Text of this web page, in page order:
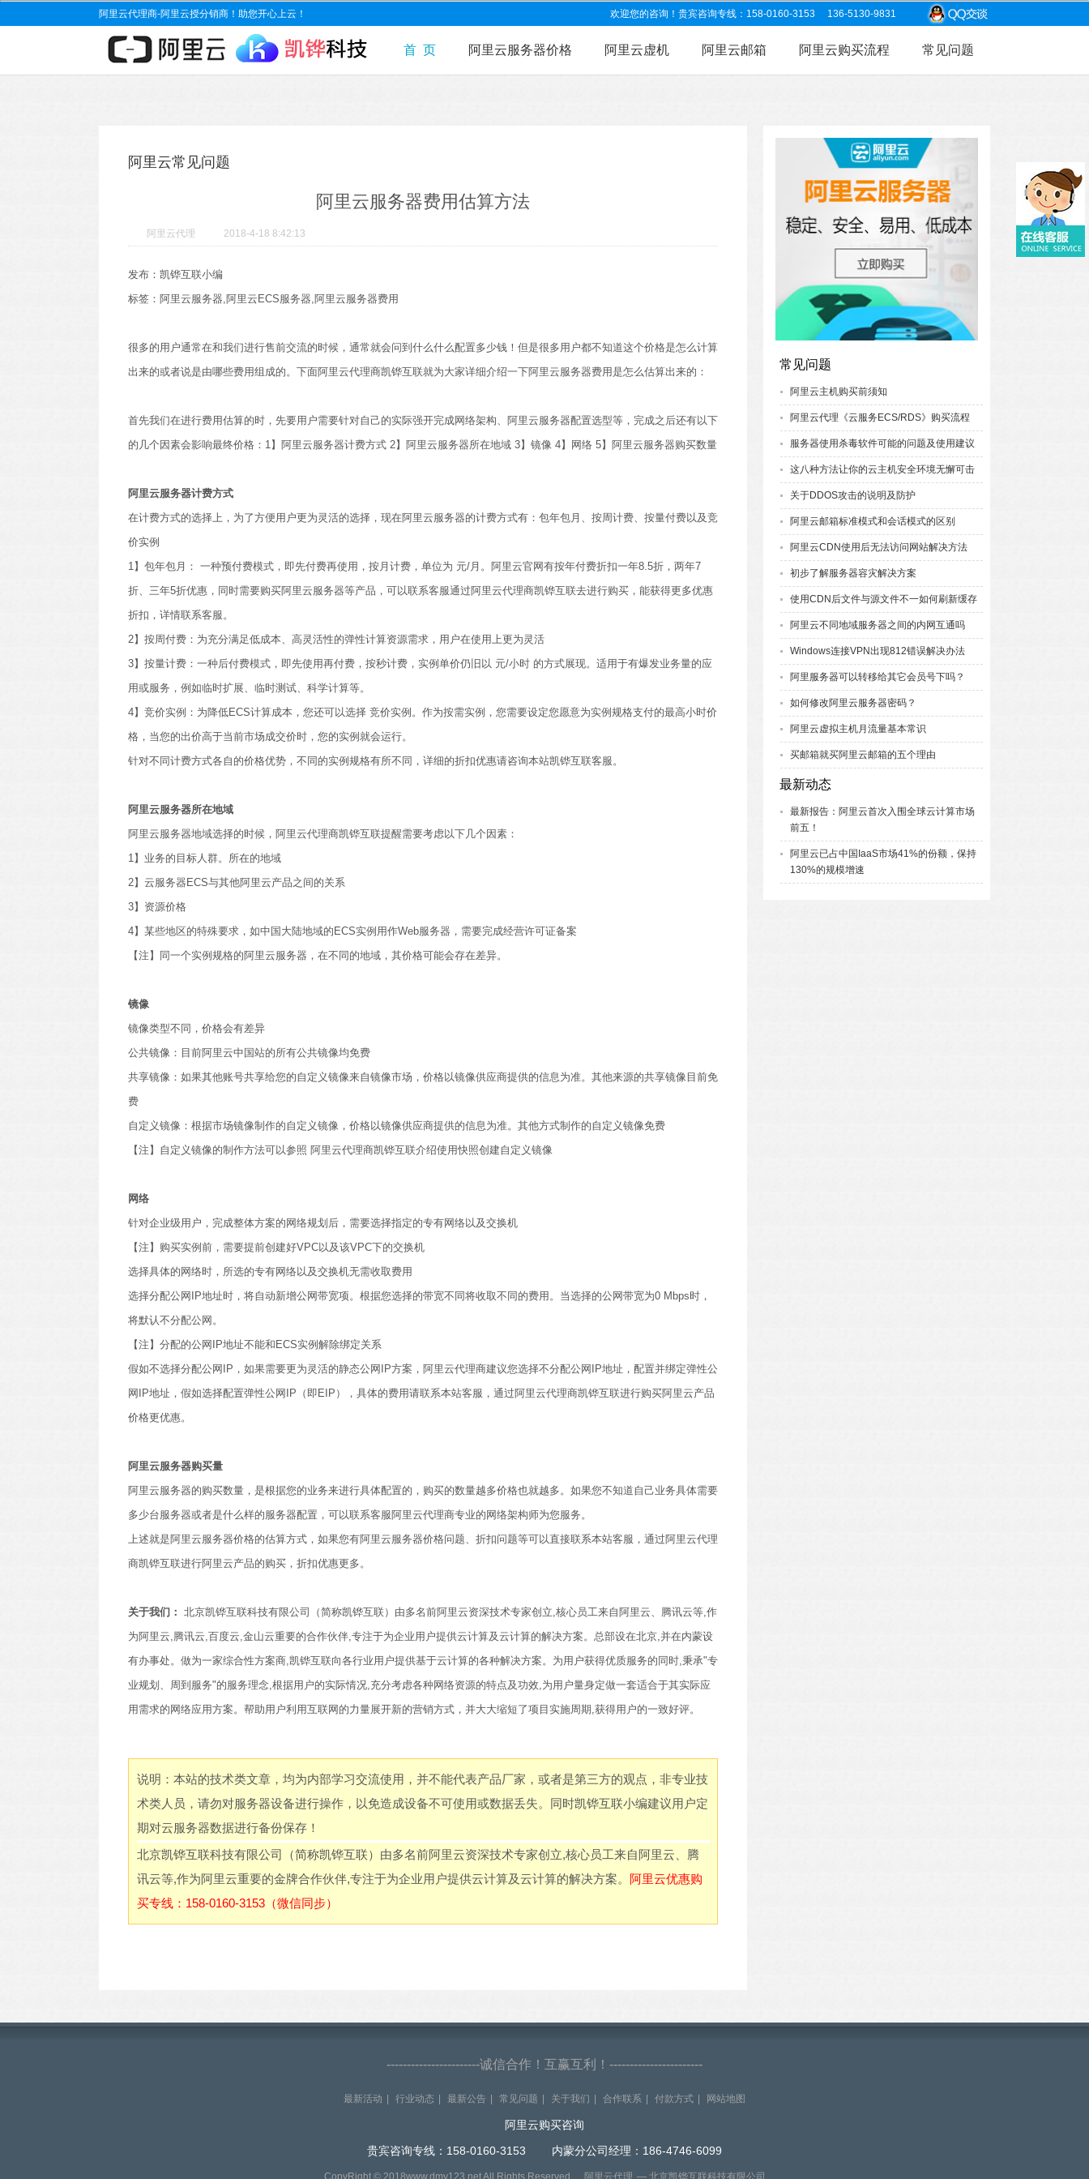
阿里云代理商-阿里云授分销商！助您开心上云！ 欢迎您的咨询！贵宾咨询专线：158-0160-3153 136-5130-9831
常见问题
阿里云购买流程
阿里云邮箱
阿里云虚机
阿里云服务器价格
首 页
阿里云常见问题
阿里云服务器费用估算方法
阿里云代理 2018-4-18 8:42:13
发布：凯铧互联小编
标签：阿里云服务器,阿里云ECS服务器,阿里云服务器费用
很多的用户通常在和我们进行售前交流的时候，通常就会问到什么什么配置多少钱！但是很多用户都不知道这个价格是怎么计算
出来的或者说是由哪些费用组成的。下面阿里云代理商凯铧互联就为大家详细介绍一下阿里云服务器费用是怎么估算出来的：
首先我们在进行费用估算的时，先要用户需要针对自己的实际强开完成网络架构、阿里云服务器配置选型等，完成之后还有以下
的几个因素会影响最终价格：1】阿里云服务器计费方式 2】阿里云服务器所在地域 3】镜像 4】网络 5】阿里云服务器购买数量
阿里云服务器计费方式
在计费方式的选择上，为了方便用户更为灵活的选择，现在阿里云服务器的计费方式有：包年包月、按周计费、按量付费以及竞
价实例
1】包年包月： 一种预付费模式，即先付费再使用，按月计费，单位为 元/月。阿里云官网有按年付费折扣一年8.5折，两年7
折、三年5折优惠，同时需要购买阿里云服务器等产品，可以联系客服通过阿里云代理商凯铧互联去进行购买，能获得更多优惠
折扣，详情联系客服。
2】按周付费：为充分满足低成本、高灵活性的弹性计算资源需求，用户在使用上更为灵活
3】按量计费：一种后付费模式，即先使用再付费，按秒计费，实例单价仍旧以 元/小时 的方式展现。适用于有爆发业务量的应
用或服务，例如临时扩展、临时测试、科学计算等。
4】竞价实例：为降低ECS计算成本，您还可以选择 竞价实例。作为按需实例，您需要设定您愿意为实例规格支付的最高小时价
格，当您的出价高于当前市场成交价时，您的实例就会运行。
针对不同计费方式各自的价格优势，不同的实例规格有所不同，详细的折扣优惠请咨询本站凯铧互联客服。
阿里云服务器所在地域
阿里云服务器地域选择的时候，阿里云代理商凯铧互联提醒需要考虑以下几个因素：
1】业务的目标人群。所在的地域
2】云服务器ECS与其他阿里云产品之间的关系
3】资源价格
4】某些地区的特殊要求，如中国大陆地域的ECS实例用作Web服务器，需要完成经营许可证备案
【注】同一个实例规格的阿里云服务器，在不同的地域，其价格可能会存在差异。
镜像
镜像类型不同，价格会有差异
公共镜像：目前阿里云中国站的所有公共镜像均免费
共享镜像：如果其他账号共享给您的自定义镜像来自镜像市场，价格以镜像供应商提供的信息为准。其他来源的共享镜像目前免
费
自定义镜像：根据市场镜像制作的自定义镜像，价格以镜像供应商提供的信息为准。其他方式制作的自定义镜像免费
【注】自定义镜像的制作方法可以参照 阿里云代理商凯铧互联介绍使用快照创建自定义镜像
网络
针对企业级用户，完成整体方案的网络规划后，需要选择指定的专有网络以及交换机
【注】购买实例前，需要提前创建好VPC以及该VPC下的交换机
选择具体的网络时，所选的专有网络以及交换机无需收取费用
选择分配公网IP地址时，将自动新增公网带宽项。根据您选择的带宽不同将收取不同的费用。当选择的公网带宽为0 Mbps时，
将默认不分配公网。
【注】分配的公网IP地址不能和ECS实例解除绑定关系
假如不选择分配公网IP，如果需要更为灵活的静态公网IP方案，阿里云代理商建议您选择不分配公网IP地址，配置并绑定弹性公
网IP地址，假如选择配置弹性公网IP（即EIP），具体的费用请联系本站客服，通过阿里云代理商凯铧互联进行购买阿里云产品
价格更优惠。
阿里云服务器购买量
阿里云服务器的购买数量，是根据您的业务来进行具体配置的，购买的数量越多价格也就越多。如果您不知道自己业务具体需要
多少台服务器或者是什么样的服务器配置，可以联系客服阿里云代理商专业的网络架构师为您服务。
上述就是阿里云服务器价格的估算方式，如果您有阿里云服务器价格问题、折扣问题等可以直接联系本站客服，通过阿里云代理
商凯铧互联进行阿里云产品的购买，折扣优惠更多。
关于我们： 北京凯铧互联科技有限公司（简称凯铧互联）由多名前阿里云资深技术专家创立,核心员工来自阿里云、腾讯云等,作
为阿里云,腾讯云,百度云,金山云重要的合作伙伴,专注于为企业用户提供云计算及云计算的解决方案。总部设在北京,并在内蒙设
有办事处。做为一家综合性方案商,凯铧互联向各行业用户提供基于云计算的各种解决方案。为用户获得优质服务的同时,秉承"专
业规划、周到服务"的服务理念,根据用户的实际情况,充分考虑各种网络资源的特点及功效,为用户量身定做一套适合于其实际应
用需求的网络应用方案。帮助用户利用互联网的力量展开新的营销方式，并大大缩短了项目实施周期,获得用户的一致好评。
说明：本站的技术类文章，均为内部学习交流使用，并不能代表产品厂家，或者是第三方的观点，非专业技
术类人员，请勿对服务器设备进行操作，以免造成设备不可使用或数据丢失。同时凯铧互联小编建议用户定
期对云服务器数据进行备份保存！
北京凯铧互联科技有限公司（简称凯铧互联）由多名前阿里云资深技术专家创立,核心员工来自阿里云、腾
讯云等,作为阿里云重要的金牌合作伙伴,专注于为企业用户提供云计算及云计算的解决方案。 阿里云优惠购
买专线：158-0160-3153（微信同步）
常见问题
阿里云主机购买前须知
阿里云代理《云服务ECS/RDS》购买流程
服务器使用杀毒软件可能的问题及使用建议
这八种方法让你的云主机安全环境无懈可击
关于DDOS攻击的说明及防护
阿里云邮箱标准模式和会话模式的区别
阿里云CDN使用后无法访问网站解决方法
初步了解服务器容灾解决方案
使用CDN后文件与源文件不一如何刷新缓存
阿里云不同地域服务器之间的内网互通吗
Windows连接VPN出现812错误解决办法
阿里服务器可以转移给其它会员号下吗？
如何修改阿里云服务器密码？
阿里云虚拟主机月流量基本常识
买邮箱就买阿里云邮箱的五个理由
最新动态
最新报告：阿里云首次入围全球云计算市场
前五！
阿里云已占中国IaaS市场41%的份额，保持
130%的规模增速
-----------------------诚信合作！互赢互利！-----------------------
最新活动 行业动态 最新公告 常见问题 关于我们 合作联系 付款方式 网站地图
阿里云购买咨询
贵宾咨询专线：158-0160-3153 内蒙分公司经理：186-4746-6099
CopyRight © 2018www.dmy123.net All Rights Reserved 阿里云代理 — 北京凯铧互联科技有限公司